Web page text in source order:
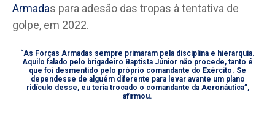
Armadas para adesão das tropas à tentativa de
golpe, em 2022.
“As Forças Armadas sempre primaram pela disciplina e hierarquia.
Aquilo falado pelo brigadeiro Baptista Júnior não procede, tanto é
que foi desmentido pelo próprio comandante do Exército. Se
dependesse de alguém diferente para levar avante um plano
ridículo desse, eu teria trocado o comandante da Aeronáutica”,
afirmou.